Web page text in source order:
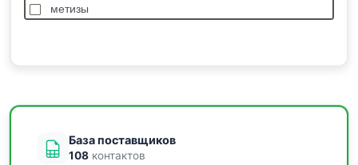
метизы
База поставщиков
108 контактов